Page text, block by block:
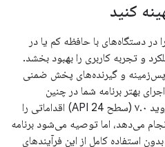
کنید
در دستگاه‌های با حافظه کم یا در
و تجربه کاربری را بهبود بخشد.
و گیرنده‌های پخش ضمنی
بهتر برنامه شما در چنین
دستگاه‌هایی کمک کند. اگرچه اندروید ۷.۰ (سطح API 24) اقداماتی را
می‌دهد، اما توصیه می‌شود برنامه
استفاده کامل از این فرآیندهای